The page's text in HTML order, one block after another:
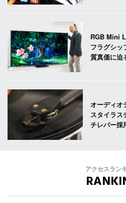
RGB Mini
フラグシッ
質真価に迫
オーディオ
スタイラス
チレバー採
アクセスラン